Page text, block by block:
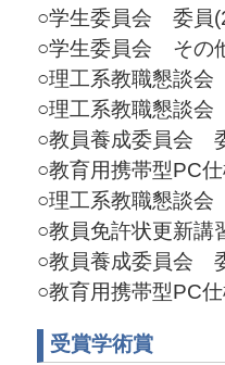
○学生委員会 委員
○学生委員会 その
○理工系教職懇談
○理工系教職懇談
○教員養成委員会
○教育用携帯型PC
○理工系教職懇談
○教員免許状更新
○教員養成委員会
○教育用携帯型PC
受賞学術賞